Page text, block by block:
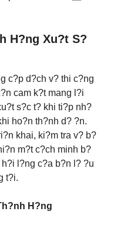
H?ng Xu?t S?
c?p d?ch v? thi c?ng
cam k?t mang l?i
s?c t? khi ti?p nh?
ho?n th?nh d? ?n.
khai, ki?m tra v? b?
m?t c?ch minh b?
l?ng c?a b?n l? ?u
t?i.
H?ng